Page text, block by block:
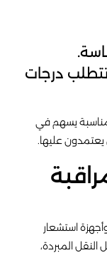
تتطلب درجات
يسهم في
عليها.
استشعار
النقل المبردة،